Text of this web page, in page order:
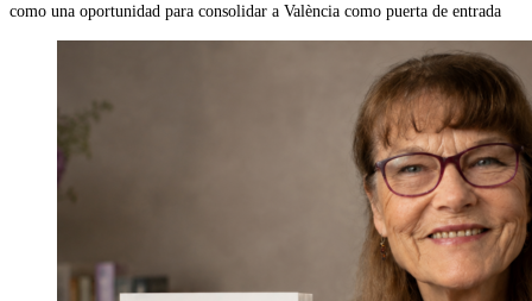
como una oportunidad para consolidar a València como puerta de entrada